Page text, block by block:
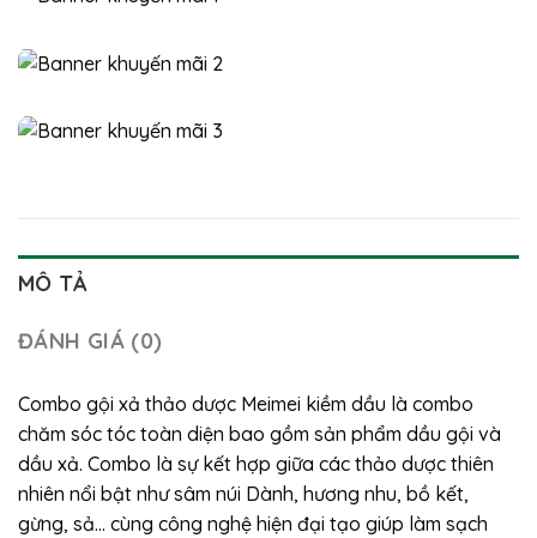
MÔ TẢ
ĐÁNH GIÁ (0)
Combo gội xả thảo dược Meimei kiềm dầu là combo
chăm sóc tóc toàn diện bao gồm sản phẩm dầu gội và
dầu xả. Combo là sự kết hợp giữa các thảo dược thiên
nhiên nổi bật như sâm núi Dành, hương nhu, bồ kết,
gừng, sả… cùng công nghệ hiện đại tạo giúp làm sạch